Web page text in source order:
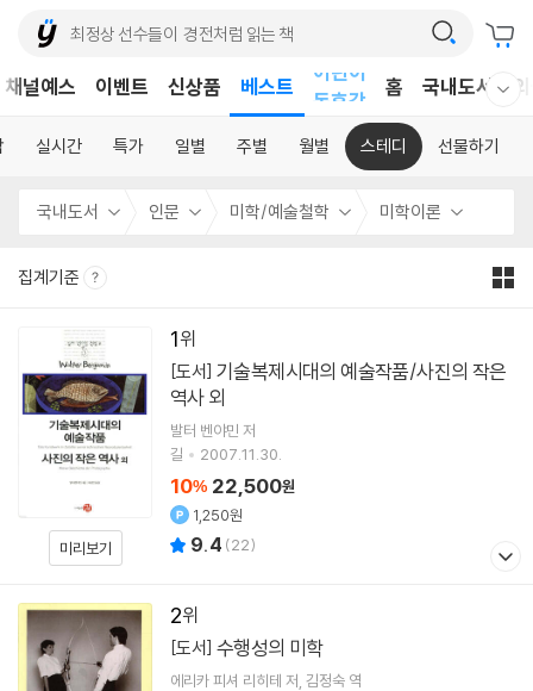
채널예스 이벤트 신상품 베스트
독후감
홈 국내도서
실시간 특가 일별 주별 월별 스테디 선물하기
국내도서 인문 미학/예술철학 미학이론
집계기준
1
미리보기
[도서]
역사 외
발터 벤야민 저
길
2007.11.30.
10% 22,500원
1,250원
9.4 (22)
2
[도서] 수행성의 미학
에리카 피셔 리히테 저 김정숙 역